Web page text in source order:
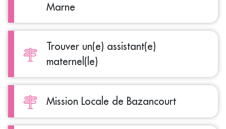
Marne
Trouver un(e) assistant(e)
maternel(le)
Mission Locale de Bazancourt